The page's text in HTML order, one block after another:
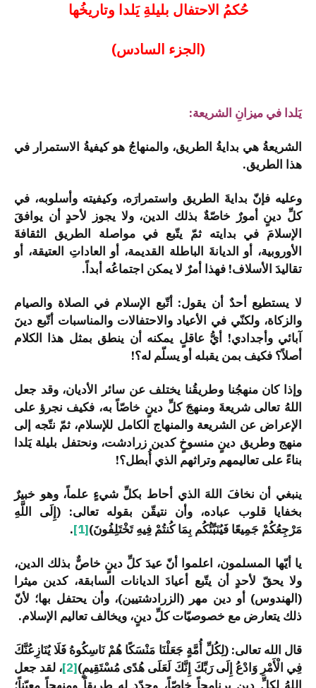
حُكمُ الاحتفال بليلةِ يَلدا وتاريخُها
(الجزء السادس)
يَلدا في ميزانِ الشريعة:
الشريعةُ هي بدايةُ الطريق، والمنهاجُ هو كيفيةُ الاستمرار في
هذا الطريق.
وعليه فإنّ بدايةَ الطريق واستمرارَه، وكيفيته وأسلوبه، في
كلِّ دينٍ أمورٌ خاصّةٌ بذلك الدين، ولا يجوز لأحدٍ أن يوافقَ
الإسلامَ في بدايته ثمّ يتّبع في مواصلة الطريق الثقافةَ
الأوروبية، أو الديانةَ الباطلة القديمة، أو العاداتِ العتيقة، أو
تقاليدَ الأسلاف! فهذا أمرٌ لا يمكن اجتماعُه أبداً.
لا يستطيع أحدٌ أن يقول: أتّبع الإسلام في الصلاة والصيام
والزكاة، ولكنّي في الأعياد والاحتفالات والمناسبات أتّبع دينَ
آبائي وأجدادي! أيُّ عاقلٍ يمكنه أن ينطق بمثل هذا الكلام
أصلاً؟ فكيف بمن يقبله أو يسلّم له؟!
وإذا كان منهجُنا وطريقُنا يختلف عن سائر الأديان، وقد جعل
اللهُ تعالى شريعةَ ومنهجَ كلِّ دينٍ خاصّاً به، فكيف نجرؤ على
الإعراض عن الشريعة والمنهاج الكامل للإسلام، ثمّ نتّجه إلى
منهج وطريق دينٍ منسوخٍ كدين زرادشت، ونحتفل بليلة يَلدا
بناءً على تعاليمهم وتراثهم الذي أُبطل؟!
ينبغي أن نخافَ اللهَ الذي أحاط بكلِّ شيءٍ علماً، وهو خبيرٌ
بخفايا قلوب عباده، وأن نتيقّن بقوله تعالى: (إِلَى اللَّهِ
مَرْجِعُكُمْ جَمِيعًا فَيُنَبِّئُكُم بِمَا كُنتُمْ فِيهِ تَخْتَلِفُونَ)[1]
.
يا أيّها المسلمون، اعلموا أنّ عيدَ كلِّ دينٍ خاصٌّ بذلك الدين،
ولا يحقّ لأحدٍ أن يتّبع أعيادَ الديانات السابقة، كدين ميثرا
(الهندوس) أو دين مهر (الزرادشتيين)، وأن يحتفل بها؛ لأنّ
ذلك يتعارض مع خصوصيّات كلِّ دينٍ، ويخالف تعاليم الإسلام.
قال الله تعالى: (لِكُلِّ أُمَّةٍ جَعَلْنَا مَنْسَكًا هُمْ نَاسِكُوهُ فَلَا يُنَازِعُنَّكَ
فِي الْأَمْرِ وَادْعُ إِلَى رَبِّكَ إِنَّكَ لَعَلَى هُدًى مُسْتَقِيمٍ)[2]
، لقد جعل